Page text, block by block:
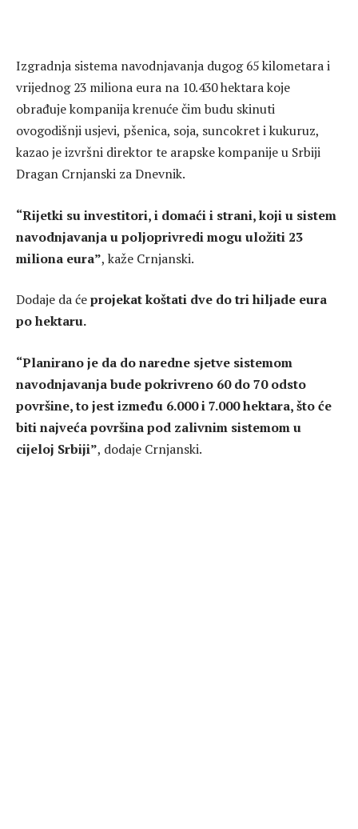
Izgradnja sistema navodnjavanja dugog 65 kilometara i
vrijednog 23 miliona eura na 10.430 hektara koje
obrađuje kompanija krenuće čim budu skinuti
ovogodišnji usjevi, pšenica, soja, suncokret i kukuruz,
kazao je izvršni direktor te arapske kompanije u Srbiji
Dragan Crnjanski za Dnevnik.
“Rijetki su investitori, i domaći i strani, koji u sistem
navodnjavanja u poljoprivredi mogu uložiti 23
miliona eura”, kaže Crnjanski.
Dodaje da ćeprojekat koštati dve do tri hiljade eura
po hektaru.
“Planirano je da do naredne sjetve sistemom
navodnjavanja bude pokrivreno 60 do 70 odsto
površine, to jest između 6.000 i 7.000 hektara, što će
biti najveća površina pod zalivnim sistemom u
cijeloj Srbiji”, dodaje Crnjanski.